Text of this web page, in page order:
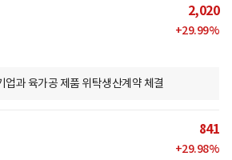
2,020
+29.99%
업과 육가공 제품 위탁생산계약 체결
841
+29.98%